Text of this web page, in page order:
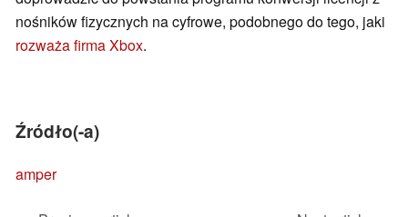
nośników fizycznych na cyfrowe, podobnego do tego, jaki
rozważa firma Xbox.
Źródło(-a)
amper